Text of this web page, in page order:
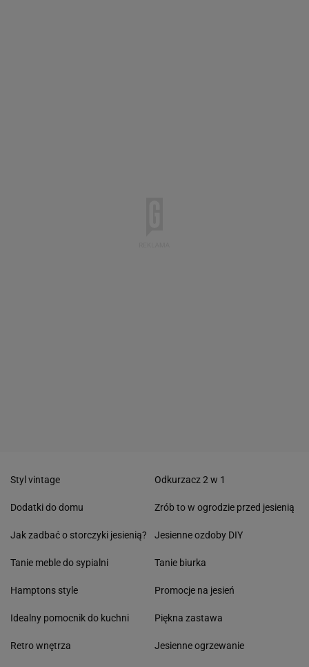
Styl vintage
Dodatki do domu
Jak zadbać o storczyki jesienią?
Tanie meble do sypialni
Hamptons style
Idealny pomocnik do kuchni
Retro wnętrza
Odkurzacz 2 w 1
Zrób to w ogrodzie przed jesienią
Jesienne ozdoby DIY
Tanie biurka
Promocje na jesień
Piękna zastawa
Jesienne ogrzewanie